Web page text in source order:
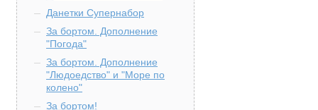
Данетки Супернабор
За бортом. Дополнение
"Погода"
За бортом. Дополнение
"Людоедство" и "Море по
колено"
За бортом!